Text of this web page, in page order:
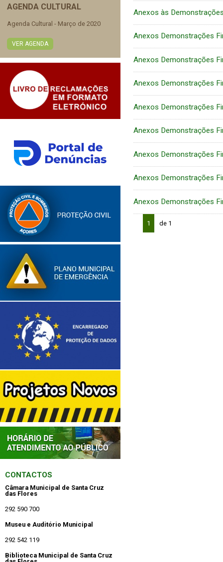
AGENDA CULTURAL
Agenda Cultural - Março de 2020
VER AGENDA
CONTACTOS
Câmara Municipal de Santa Cruz
das Flores
292 590 700
Museu e Auditório Municipal
292 542 119
Biblioteca Municipal de Santa Cruz
Anexos às
Anexos Demonstrações
Anexos Demonstrações
Anexos Demonstrações
Anexos Demonstrações
Anexos Demonstrações
Anexos Demonstrações
Anexos Demonstrações
Anexos Demonstrações
1 de 1